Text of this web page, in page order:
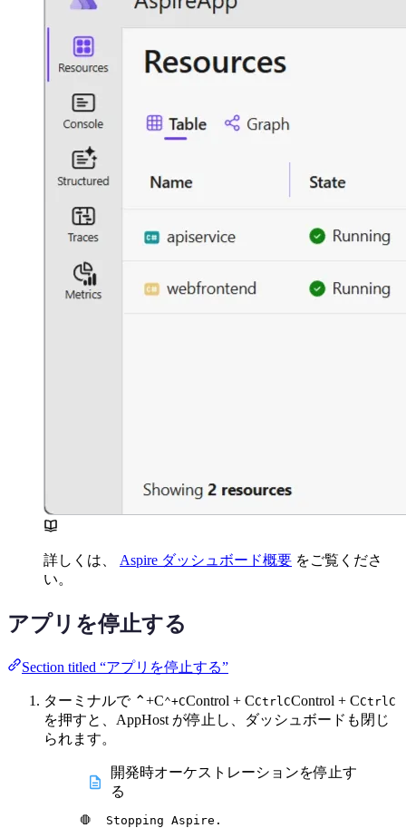
詳しくは、 Aspire ダッシュボード概要 をご覧くださ
い。
アプリを停止する
Section titled “アプリを停止する”
ターミナルで ⌃+C⌃+CControl + CCtrl CControl + CCtrl C
を押すと、AppHost が停止し、ダッシュボードも閉じ
られます。
開発時オーケストレーションを停止す
る
🛑 Stopping Aspire.